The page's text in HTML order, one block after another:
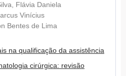
Flávia Daniela
Vinícius
Bentes de Lima
na qualificação da assistência
cirúrgica: revisão